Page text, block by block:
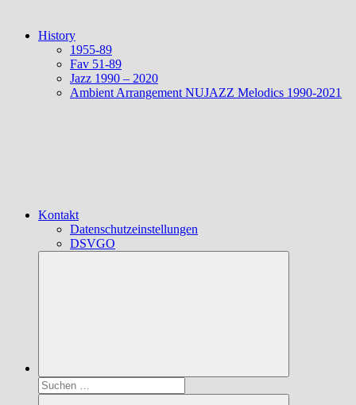
History
1955-89
Fav 51-89
Jazz 1990 – 2020
Ambient Arrangement NUJAZZ Melodics 1990-2021
Kontakt
Datenschutzeinstellungen
DSVGO
Suchen
nach: